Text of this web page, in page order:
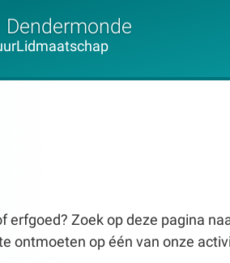
Dendermonde
Lidmaatschap
erfgoed? Zoek op deze pagina
ontmoeten op één van onze